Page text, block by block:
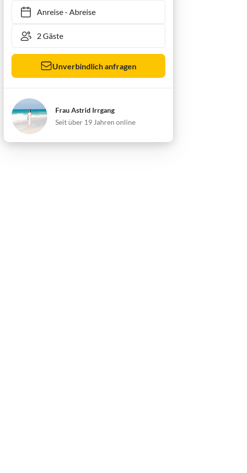
Anreise- Abreise
Unverbindlich anfragen
Frau Astrid Irrgang
Seit über 19 Jahren online